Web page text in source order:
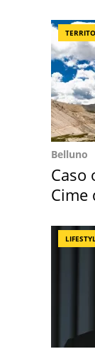
Belluno
Caso
Cime